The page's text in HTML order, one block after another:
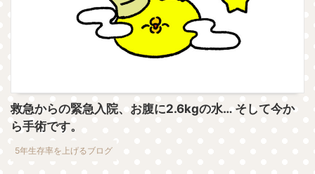
救急からの緊急入院、お腹に2.6kgの水… そして今か
ら手術です。
5年生存率を上げるブログ